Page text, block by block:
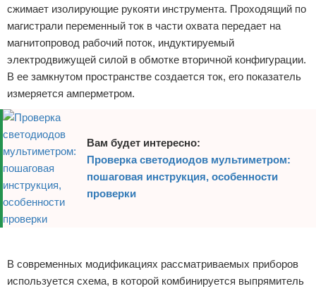
сжимает изолирующие рукояти инструмента. Проходящий по
магистрали переменный ток в части охвата передает на
магнитопровод рабочий поток, индуктируемый
электродвижущей силой в обмотке вторичной конфигурации.
В ее замкнутом пространстве создается ток, его показатель
измеряется амперметром.
Вам будет интересно:
Проверка светодиодов мультиметром:
пошаговая инструкция, особенности
проверки
В современных модификациях рассматриваемых приборов
используется схема, в которой комбинируется выпрямитель